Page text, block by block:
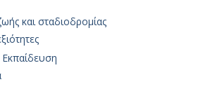
και σταδιοδρομίας